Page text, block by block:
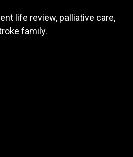
life review, palliative care,
family.